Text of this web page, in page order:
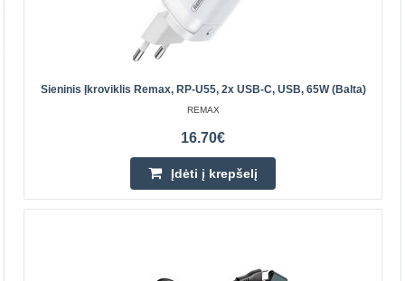
Sieninis Įkroviklis Remax, RP-U55, 2x USB-C, USB, 65W (balta)
REMAX
16.70€
Įdėti į krepšelį